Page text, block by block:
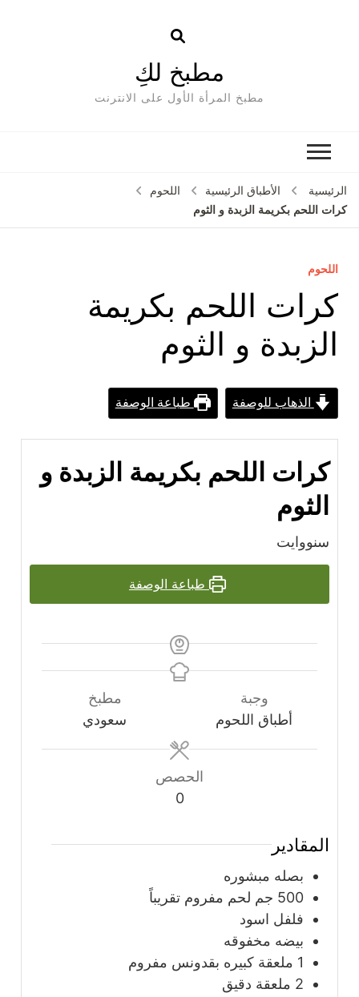
مطبخ لكِ
مطبخ المرأة الأول على الانترنت
الرئيسية الأطباق الرئيسية
اللحوم
كرات اللحم بكريمة الزبدة و الثوم
اللحوم
كرات اللحم بكريمة
الزبدة و الثوم
الذهاب للوصفة طباعة الوصفة
كرات اللحم بكريمة الزبدة و
الثوم
سنووايت
طباعة الوصفة
وجبة
أطباق اللحوم
مطبخ
سعودي
الحصص
0
المقادير
بصله مبشوره
500 جم لحم مفروم تقريباً
فلفل اسود
بيضه مخفوقه
1 ملعقة كبيره بقدونس مفروم
2 ملعقة دقيق